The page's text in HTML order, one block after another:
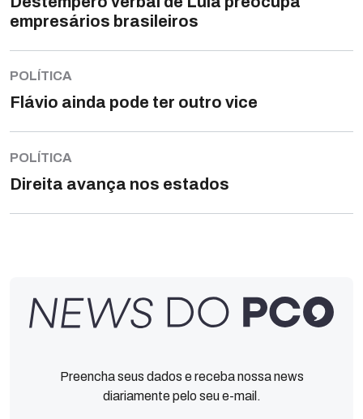
empresários brasileiros
POLÍTICA
Flávio ainda pode ter outro vice
POLÍTICA
Direita avança nos estados
Preencha seus dados e receba nossa news
diariamente pelo seu e-mail.